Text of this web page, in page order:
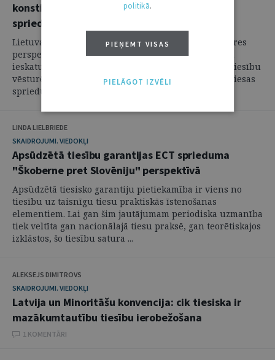
konstitucionālās tiesas svarīgākajiem
spriedumiem
Lietuvas un Latvijas konstitucionālās tiesības vēstures
perspektīvā attīstījušās atšķirīgi. Lai sniegtu nelielu
ieskatu Latvijas juristiem Lietuvas konstitucionālo tiesību
vēsturē un tagadnē, būtiskākajos konstitucionālās tiesas
spriedumos un ...
LINDA LIELBRIEDE
SKAIDROJUMI. VIEDOKĻI
Apsūdzētā tiesību garantijas ECT sprieduma
"Škoberne pret Slovēniju" perspektīvā
Apsūdzētā tiesisko garantiju pietiekamība ir viens no
tiesību uz taisnīgu tiesu praktiskās īstenošanas
elementiem. Lai gan šim jautājumam periodiska uzmanība
tiek veltīta gan nacionālajā tiesu praksē, gan teorētiskajos
izklāstos, šo tiesību satura ...
ALEKSEJS DIMITROVS
SKAIDROJUMI. VIEDOKĻI
Latvija un Minoritāšu konvencija: cik tiesiska ir
mazākumtautību tiesību ierobežošana
1 KOMENTĀRI
politikā.
PIEŅEMT VISAS
PIELĀGOT IZVĒLI